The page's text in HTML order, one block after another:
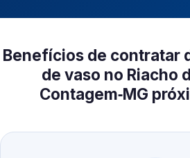
Benefícios de contratar
de vaso no Riacho
Contagem‑MG